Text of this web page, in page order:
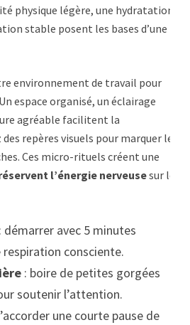
physique légère, une hydratation
stable posent les bases d’une
environnement de travail pour
espace organisé, un éclairage
agréable facilitent la
repères visuels pour marquer les
Ces micro-rituels créent une
l’énergie nerveusesur le
: démarrer avec 5 minutes
consciente.
: boire de petites gorgées
soutenir l’attention.
une courte pause de